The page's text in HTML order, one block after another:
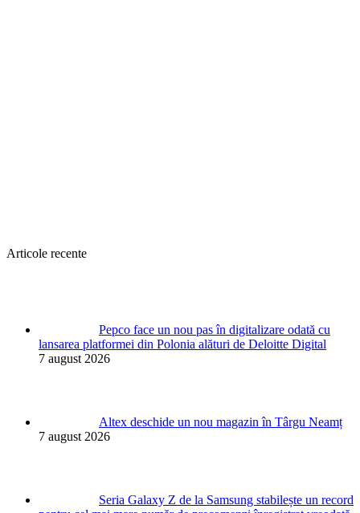
Articole recente
Pepco face un nou pas în digitalizare odată cu
lansarea platformei din Polonia alături de Deloitte Digital
7 august 2026
Altex deschide un nou magazin în Târgu Neamț
7 august 2026
Seria Galaxy Z de la Samsung stabilește un record